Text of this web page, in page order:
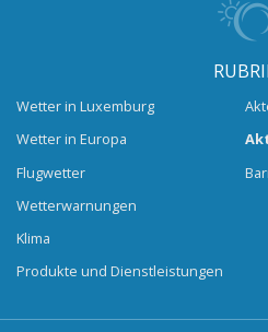
Wetter in Luxemburg
Wetter in Europa
Flugwetter
Wetterwarnungen
Klima
Produkte und Dienstleistungen